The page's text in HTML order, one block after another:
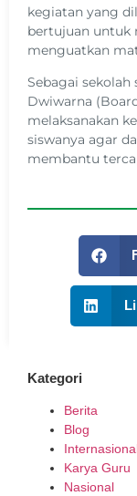
kegiatan yang
bertujuan untuk
menguatkan
Sebagai
Dwiwarna
melaksanakan
siswanya agar
membantu
Kategori
Berita
Blog
Karya Guru
Nasional